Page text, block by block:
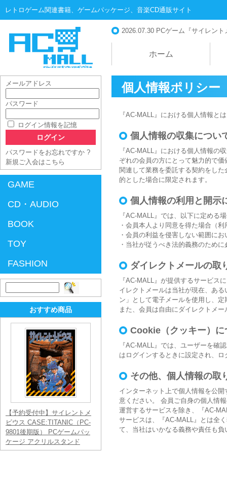
レトロゲーム関連書籍、ゲームパッケージ、音楽CD通販サイト
AC-MALL
2026.07.30 PCゲーム『サイレン
ホーム
個人情報ポリシー
『AC-MALL』における個人情報と
個人情報の収集につい
『AC-MALL』における個人情報の
ぞれの会員の方にとって魅力的で
関連して業務を委託する契約をし
的とした場合に限定されます。
個人情報の利用と開示
『AC-MALL』では、以下に定める
・会員本人より同意を得た場合（
・会員の利益を侵害しない範囲に
・当社が従うべき法的義務のため
ダイレクトメールの取
『AC-MALL』が提供するサービス
イレクトメールは当社が現在、あ
ン」として電子メールを使用し、
また、会員は自由にダイレクトメ
Cookie（クッキー）に
『AC-MALL』では、ユーザーを確
はログインするときに設定され、
その他、個人情報の取
インターネット上で個人情報を公
意ください。 会員ご自身の個人情
運営するサービスを除き、『AC-
サービスは、『AC-MALL』とは全
て、当社はいかなる義務や責任も負
メールアドレス
パスワード
ログイン情報を記憶
パスワードをお忘れですか ?
新規ご入会はこちら
GAME
CD・AUDIO
BOOK
TOY
FASHION
索:
おすすめ商品
【予約受付中】サイレントメ
ビウス CASE:TITANIC（PC-
9801後期版） PCゲームパッ
ケージ アクリルスタンド